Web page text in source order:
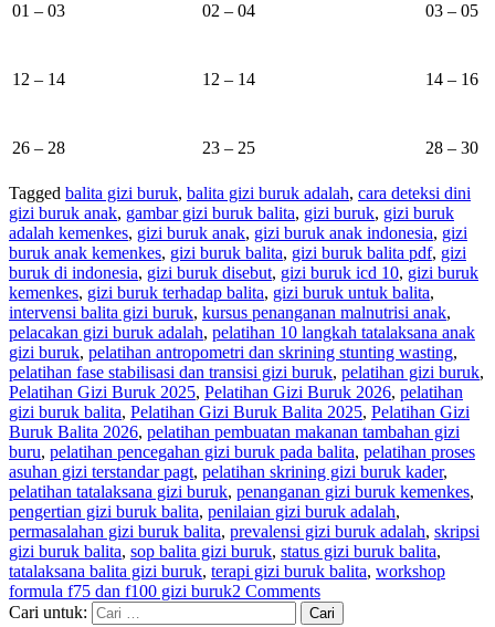
01 – 03 02 – 04 03 – 05
12 – 14 12 – 14 14 – 16
26 – 28 23 – 25 28 – 30
Tagged balita gizi buruk, balita gizi buruk adalah, cara deteksi dini
gizi buruk anak, gambar gizi buruk balita, gizi buruk, gizi buruk
adalah kemenkes, gizi buruk anak, gizi buruk anak indonesia, gizi
buruk anak kemenkes, gizi buruk balita, gizi buruk balita pdf, gizi
buruk di indonesia, gizi buruk disebut, gizi buruk icd 10, gizi buruk
kemenkes, gizi buruk terhadap balita, gizi buruk untuk balita,
intervensi balita gizi buruk, kursus penanganan malnutrisi anak,
pelacakan gizi buruk adalah, pelatihan 10 langkah tatalaksana anak
gizi buruk, pelatihan antropometri dan skrining stunting wasting,
pelatihan fase stabilisasi dan transisi gizi buruk, pelatihan gizi buruk,
Pelatihan Gizi Buruk 2025, Pelatihan Gizi Buruk 2026, pelatihan
gizi buruk balita, Pelatihan Gizi Buruk Balita 2025, Pelatihan Gizi
Buruk Balita 2026, pelatihan pembuatan makanan tambahan gizi
buru, pelatihan pencegahan gizi buruk pada balita, pelatihan proses
asuhan gizi terstandar pagt, pelatihan skrining gizi buruk kader,
pelatihan tatalaksana gizi buruk, penanganan gizi buruk kemenkes,
pengertian gizi buruk balita, penilaian gizi buruk adalah,
permasalahan gizi buruk balita, prevalensi gizi buruk adalah, skripsi
gizi buruk balita, sop balita gizi buruk, status gizi buruk balita,
tatalaksana balita gizi buruk, terapi gizi buruk balita, workshop
formula f75 dan f100 gizi buruk2 Comments
Cari untuk: